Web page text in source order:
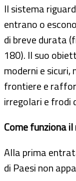
Il sistema
entrano o
di breve durata
180). Il suo
moderni e
frontiere e
irregolari e frodi
Come funziona
Alla prima
di Paesi non